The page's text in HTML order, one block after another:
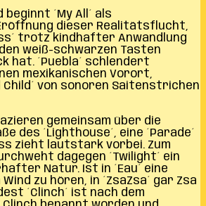
´My All´ als
dieser Realitätsflucht,
trotz kindhafter Anwandlung
weiß-schwarzen Tasten
hat. ´Puebla´ schlendert
mexikanischen Vorort,
Child´ von sonoren Saitenstrichen
gemeinsam über die
des ´Lighthouse´, eine ´Parade´
zieht lautstark vorbei. Zum
dagegen ´Twilight´ ein
Natur. Ist in ´Eau´ eine
zu hören, in ´ZsaZsa´ gar Zsa
´Clinch´ ist nach dem